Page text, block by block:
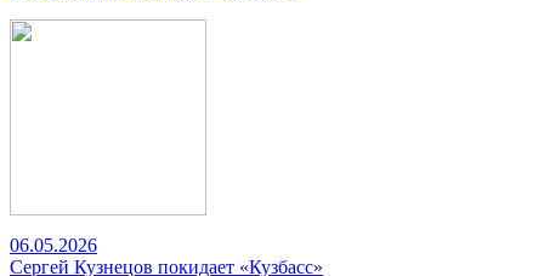
06.05.2026
Сергей Кузнецов покидает «Кузбасс»